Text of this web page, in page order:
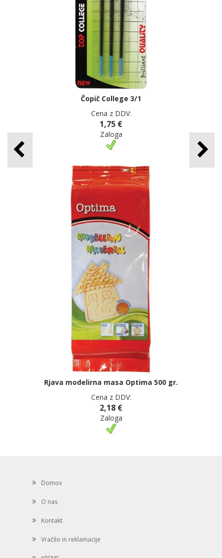
Čopič College 3/1
Cena z DDV:
1,75 €
Zaloga
Rjava modelirna masa Optima 500 gr.
Cena z DDV:
2,18 €
Zaloga
Domov
O nas
Kontakt
Vračilo in reklamacije